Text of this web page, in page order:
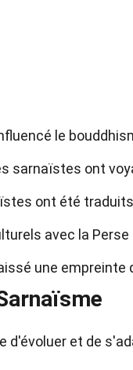
le
sarnaïstes ont
ont été
avec la
une
d'évoluer et de